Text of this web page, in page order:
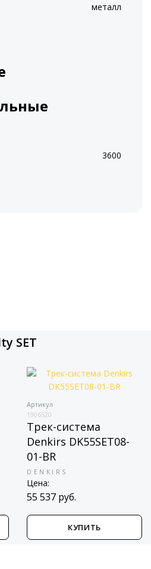
металл
3600
SET
Артикул
1906520
Трек-система
Denkirs DK55SET08-
01-BR
DENKIRS
Цена:
55 537 руб.
КУПИТЬ